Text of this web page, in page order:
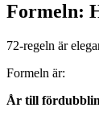
Formeln:
72-regeln är
Formeln är:
År till